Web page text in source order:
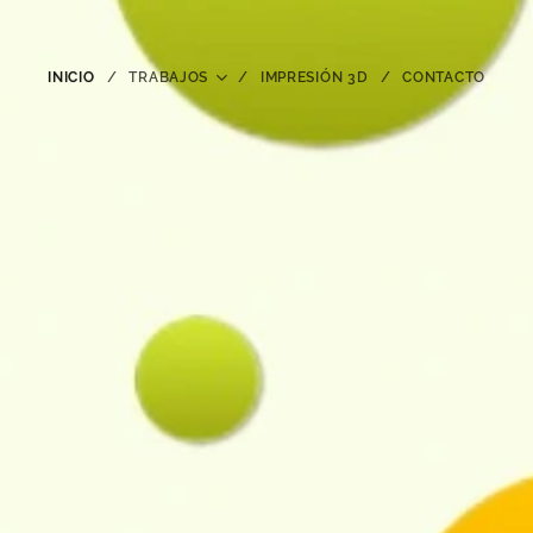
INICIO TRABAJOS IMPRESIÓN 3D CONTACTO